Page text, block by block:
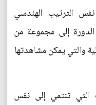
الترتيب الهندسي
إلى مجموعة من
والتي يمكن مشاهدتها
التي تنتمي إلى نفس